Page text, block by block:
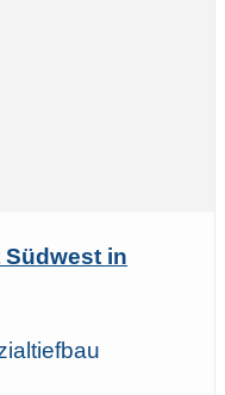
in